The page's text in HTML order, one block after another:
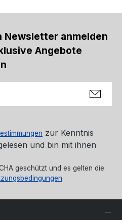
Newsletter anmelden
Angebote
zur Kenntnis
und bin mit ihnen
geschützt und es gelten die
.